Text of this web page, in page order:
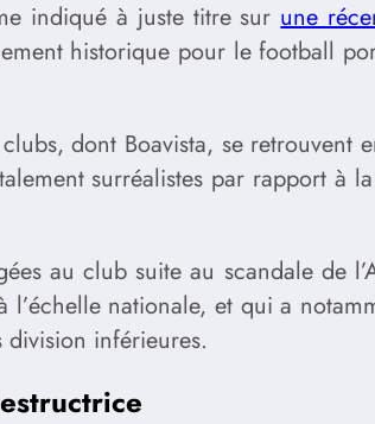
indiqué à juste titre surune
historique pour le football
dont Boavista, se retrouvent
surréalistes par rapport à
au club suite au scandale de
nationale, et qui a
division inférieures.